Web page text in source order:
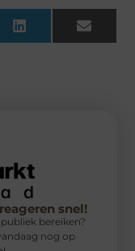
LinkedIn Email
snel!
bereiken?
nog op